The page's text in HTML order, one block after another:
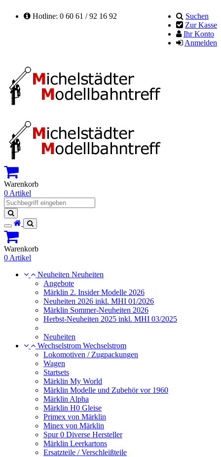
Hotline: 0 60 61 / 92 16 92
Suchen
Zur Kasse
Ihr Konto
Anmelden
Warenkorb
0 Artikel
Suchen
Toggle
navigation
Warenkorb
0 Artikel
Neuheiten Neuheiten
Angebote
Märklin 2. Insider Modelle 2026
Neuheiten 2026 inkl. MHI 01/2026
Märklin Sommer-Neuheiten 2026
Herbst-Neuheiten 2025 inkl. MHI 03/2025
Neuheiten
Wechselstrom Wechselstrom
Lokomotiven / Zugpackungen
Wagen
Startsets
Märklin My World
Märklin Modelle und Zubehör vor 1960
Märklin Alpha
Märklin H0 Gleise
Primex von Märklin
Minex von Märklin
Spur 0 Diverse Hersteller
Märklin Leerkartons
Ersatzteile / Verschleißteile